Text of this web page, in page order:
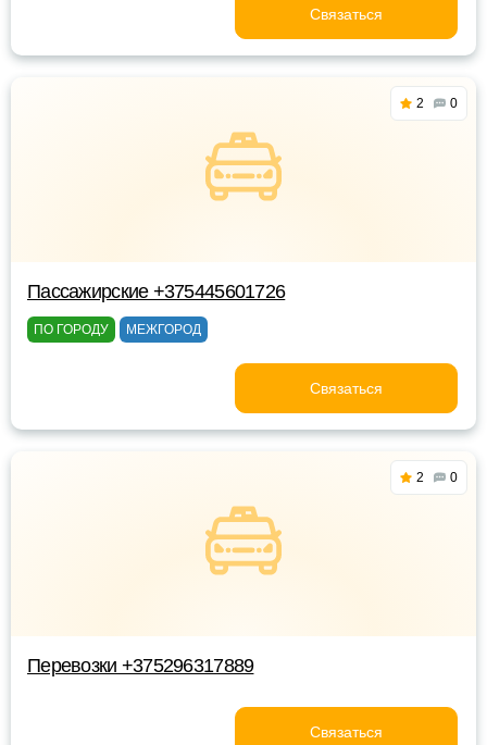
Связаться
2 0
Пассажирские +375445601726
ПО ГОРОДУ МЕЖГОРОД
Связаться
2 0
Перевозки +375296317889
Связаться